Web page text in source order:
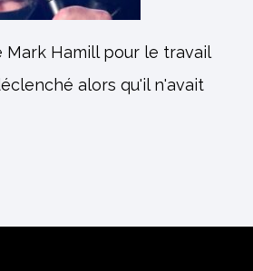
Mark Hamill pour le travail
alors qu'il n'avait